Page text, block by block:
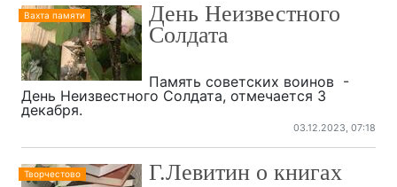
Вахта памяти
День Неизвестного
Солдата
Память советских воинов -
День Неизвестного Солдата, отмечается 3
декабря.
03.12.2023, 07:18
Творчестово Г.Левитин о книгах